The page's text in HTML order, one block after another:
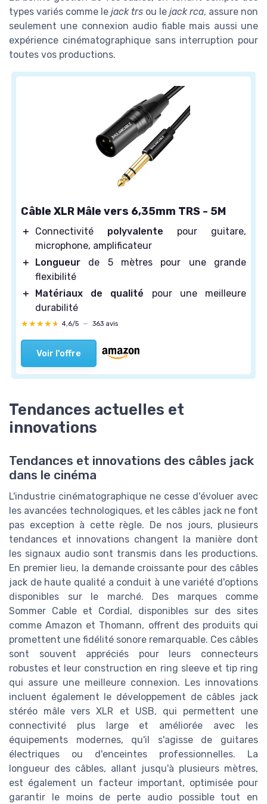
types variés comme le jack trs ou le jack rca, assure non
seulement une connexion audio fiable mais aussi une
expérience cinématographique sans interruption pour
toutes vos productions.
Câble XLR Mâle vers 6,35mm TRS - 5M
＋ Connectivité polyvalente pour guitare,
microphone, amplificateur
＋
Longueur de 5 mètres pour une grande
flexibilité
＋
Matériaux de qualité pour une meilleure
durabilité
★★★★★
★★★★★ 4,6/5 — 363 avis
Voir l'offre
Tendances actuelles et
innovations
Tendances et innovations des câbles jack
dans le cinéma
L'industrie cinématographique ne cesse d'évoluer avec
les avancées technologiques, et les câbles jack ne font
pas exception à cette règle. De nos jours, plusieurs
tendances et innovations changent la manière dont
les signaux audio sont transmis dans les productions.
En premier lieu, la demande croissante pour des câbles
jack de haute qualité a conduit à une variété d'options
disponibles sur le marché. Des marques comme
Sommer Cable et Cordial, disponibles sur des sites
comme Amazon et Thomann, offrent des produits qui
promettent une fidélité sonore remarquable. Ces câbles
sont souvent appréciés pour leurs connecteurs
robustes et leur construction en ring sleeve et tip ring
qui assure une meilleure connexion. Les innovations
incluent également le développement de câbles jack
stéréo mâle vers XLR et USB, qui permettent une
connectivité plus large et améliorée avec les
équipements modernes, qu'il s'agisse de guitares
électriques ou d'enceintes professionnelles. La
longueur des câbles, allant jusqu'à plusieurs mètres,
est également un facteur important, optimisée pour
garantir le moins de perte audio possible tout en